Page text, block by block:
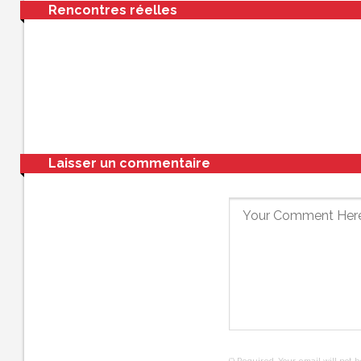
Rencontres réelles
Laisser un commentaire